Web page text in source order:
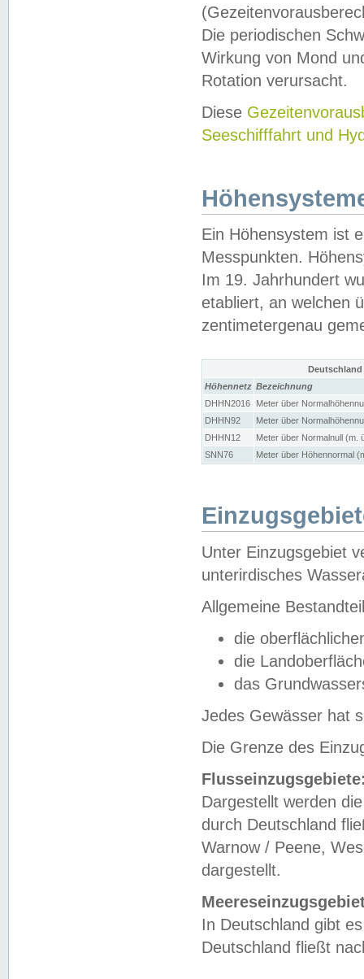
Die periodischen
Wirkung von Mond
Rotation verursacht.
Diese
Seeschifffahrt und
Ein Höhensystem ist
Messpunkten.
Im 19. Jahrhundert
etabliert, an welchen
zentimetergenau
Höhennetz Bezeichnung
DHHN2016
Meter über
DHHN92
Meter über
DHHN12
Meter über Normalnull (m.
SNN76
Meter über Höhennormal
Unter Einzugsgebiet
unterirdisches
Allgemeine
die
die
das
Jedes Gewässer hat
Die Grenze des
Dargestellt werden
durch Deutschland
Warnow / Peene,
dargestellt.
In Deutschland gibt
Deutschland fließt